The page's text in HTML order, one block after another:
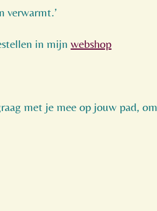
verwarmt.’
in mijn webshop
met je mee op jouw pad,